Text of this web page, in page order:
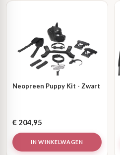
Neopreen Puppy Kit - Zwart
€ 204,95
IN WINKELWAGEN